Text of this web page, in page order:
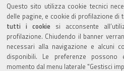
Questo sito utilizza cookie tecnici
delle pagine, e cookie di profilazione di
tutti i cookiesi acconsente
profilazione. Chiudendo il banner
necessari alla navigazione e alcuni
disponibili. Le preferenze possono
momento dal menu laterale "Gestisci